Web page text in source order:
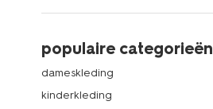
populaire categorieën
dameskleding
kinderkleding